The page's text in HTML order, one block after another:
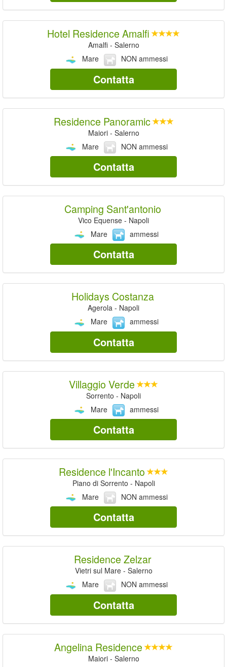
Hotel Residence Amalfi
Amalfi - Salerno
Mare
NON ammessi
Contatta
Residence Panoramic
Maiori - Salerno
Mare
NON ammessi
Contatta
Camping Sant'antonio
Vico Equense - Napoli
Mare
ammessi
Contatta
Holidays Costanza
Agerola - Napoli
Mare
ammessi
Contatta
Villaggio Verde
Sorrento - Napoli
Mare
ammessi
Contatta
Residence l'Incanto
Piano di Sorrento - Napoli
Mare
NON ammessi
Contatta
Residence Zelzar
Vietri sul Mare - Salerno
Mare
NON ammessi
Contatta
Angelina Residence
Maiori - Salerno